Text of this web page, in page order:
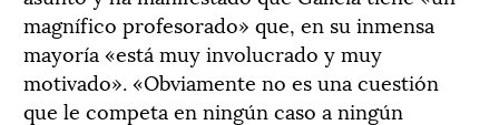
magnífico profesorado» que, en su inmensa
mayoría «está muy involucrado y muy
motivado». «Obviamente no es una cuestión
que le competa en ningún caso a ningún